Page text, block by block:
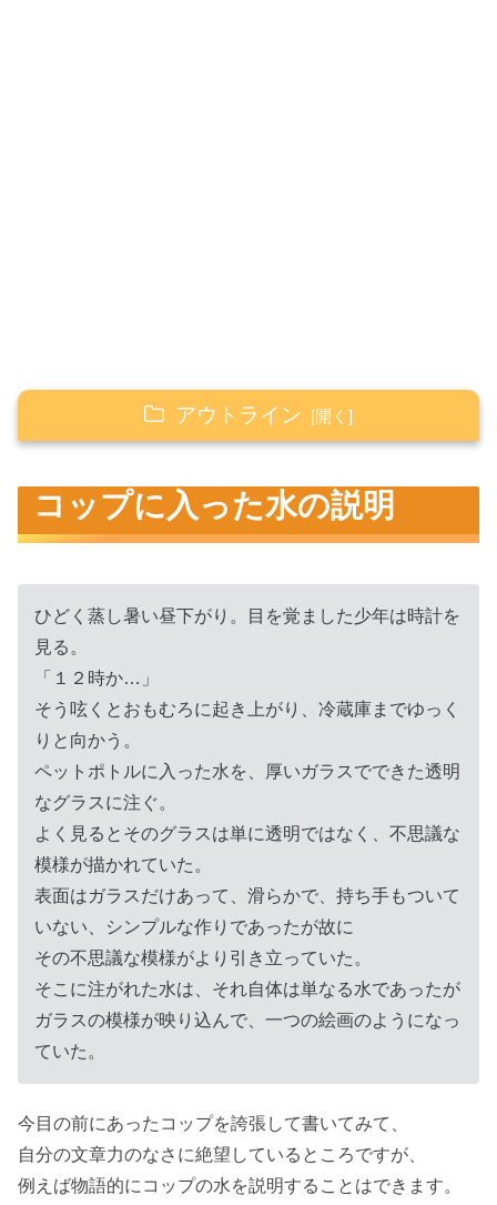
アウトライン
国語は人の中で生きる上で大切
言葉は人を惹きつける
まとめ
コップに入った水の説明
ひどく蒸し暑い昼下がり。目を覚ました少年は時計を
見る。
「１２時か…」
そう呟くとおもむろに起き上がり、冷蔵庫までゆっく
りと向かう。
ペットポトルに入った水を、厚いガラスでできた透明
なグラスに注ぐ。
よく見るとそのグラスは単に透明ではなく、不思議な
模様が描かれていた。
表面はガラスだけあって、滑らかで、持ち手もついて
いない、シンプルな作りであったが故に
その不思議な模様がより引き立っていた。
そこに注がれた水は、それ自体は単なる水であったが
ガラスの模様が映り込んで、一つの絵画のようになっ
ていた。
今目の前にあったコップを誇張して書いてみて、
自分の文章力のなさに絶望しているところですが、
例えば物語的にコップの水を説明することはできます。